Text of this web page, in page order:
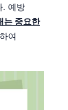
. 예방
는 중요한
여